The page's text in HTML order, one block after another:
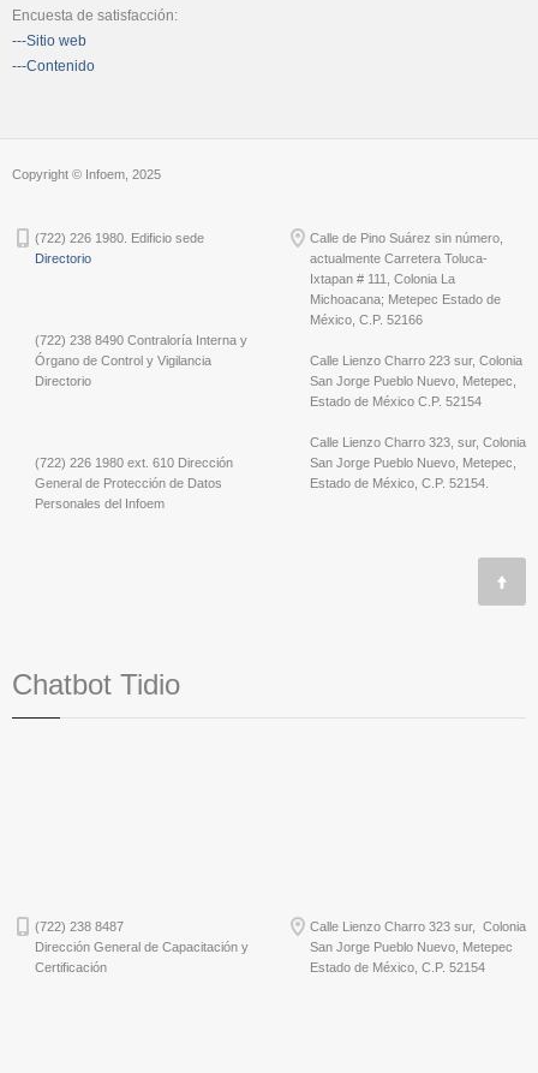
Encuesta de satisfacción:
---Sitio web
---Contenido
Copyright © Infoem, 2025
(722) 226 1980. Edificio sede
Directorio
(722) 238 8490 Contraloría Interna y
Órgano de Control y Vigilancia
Directorio
(722) 226 1980 ext. 610 Dirección
General de Protección de Datos
Personales del Infoem
Calle de Pino Suárez sin número,
actualmente Carretera Toluca-
Ixtapan # 111, Colonia La
Michoacana; Metepec Estado de
México, C.P. 52166
Calle Lienzo Charro 223 sur, Colonia
San Jorge Pueblo Nuevo, Metepec,
Estado de México C.P. 52154
Calle Lienzo Charro 323, sur, Colonia
San Jorge Pueblo Nuevo, Metepec,
Estado de México, C.P. 52154.
Chatbot Tidio
(722) 238 8487
Dirección General de Capacitación y
Certificación
Calle Lienzo Charro 323 sur, Colonia
San Jorge Pueblo Nuevo, Metepec
Estado de México, C.P. 52154